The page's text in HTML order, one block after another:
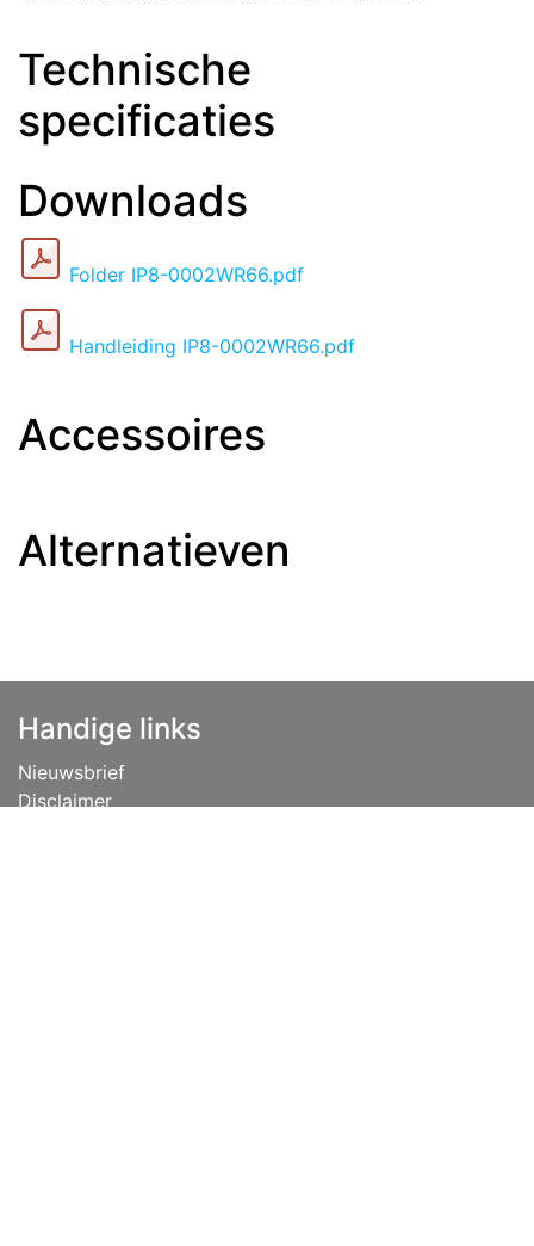
Technische
specificaties
Downloads
Folder IP8-0002WR66.pdf
Handleiding IP8-0002WR66.pdf
Accessoires
Alternatieven
Handige links
Nieuwsbrief
Disclaimer